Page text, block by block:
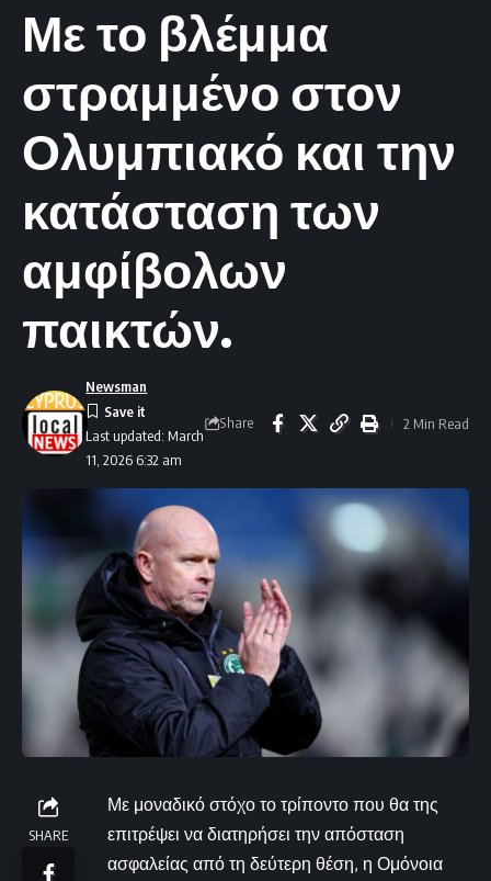
Με το βλέμμα
στραμμένο στον
Ολυμπιακό και την
κατάσταση των
αμφίβολων
παικτών.
Last updated: March
11, 2026 6:32 am
Newsman
Share 2 Min Read
SHARE
Με μοναδικό στόχο το τρίποντο που θα της
επιτρέψει να διατηρήσει την απόσταση
ασφαλείας από τη δεύτερη θέση, η Ομόνοια